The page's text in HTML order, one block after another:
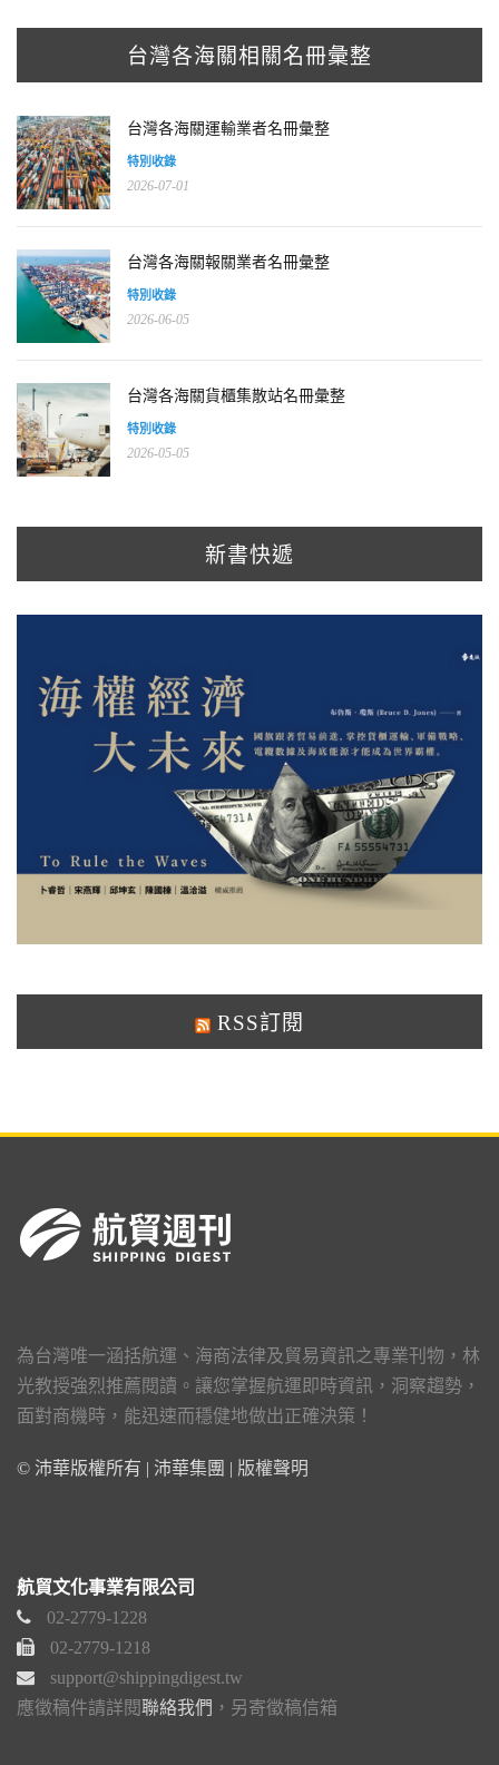
台灣各海關相關名冊彙整
台灣各海關運輸業者名冊彙整
特別收錄
2026-07-01
台灣各海關報關業者名冊彙整
特別收錄
2026-06-05
台灣各海關貨櫃集散站名冊彙整
特別收錄
2026-05-05
新書快遞
RSS訂閱
為台灣唯一涵括航運、海商法律及貿易資訊之專業刊物，林
光教授強烈推薦閱讀。讓您掌握航運即時資訊，洞察趨勢，
面對商機時，能迅速而穩健地做出正確決策！
© 沛華版權所有 | 沛華集團 | 版權聲明
航貿文化事業有限公司
02-2779-1228
02-2779-1218
support@shippingdigest.tw
應徵稿件請詳閱聯絡我們 ，另寄徵稿信箱